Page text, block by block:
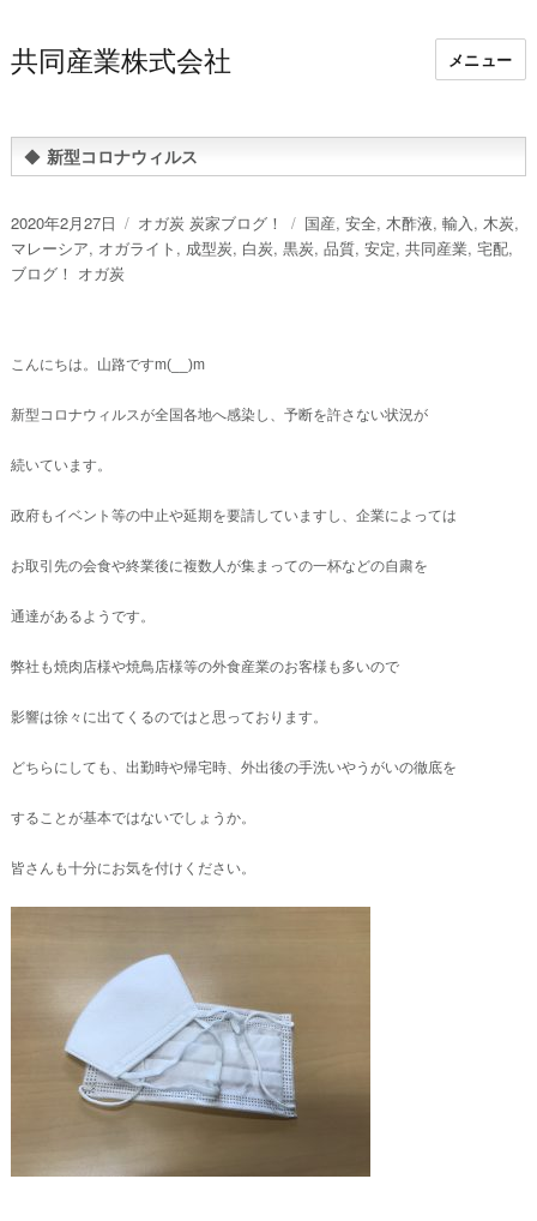
共同産業株式会社 メニュー
◆ 新型コロナウィルス
投
稿
日:
2020年2月27日
カ
テ
オガ炭 炭家ブログ！
タ
グ
国産, 安全, 木酢液, 輸入 , 木炭,
マレーシア, オガライト , 成型炭, 白炭, 黒炭, 品質, 安定, 共同産業, 宅配,
ブログ！ オガ炭
こんにちは。山路ですm(__)m
新型コロナウィルスが全国各地へ感染し、予断を許さない状況が
続いています。
政府もイベント等の中止や延期を要請していますし、企業によっては
お取引先の会食や終業後に複数人が集まっての一杯などの自粛を
通達があるようです。
弊社も焼肉店様や焼鳥店様等の外食産業のお客様も多いので
影響は徐々に出てくるのではと思っております。
どちらにしても、出勤時や帰宅時、外出後の手洗いやうがいの徹底を
することが基本ではないでしょうか。
皆さんも十分にお気を付けください。